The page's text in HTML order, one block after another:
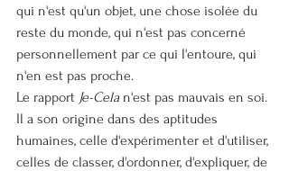
qui n'est qu'un objet, une chose isolée du
reste du monde, qui n'est pas concerné
personnellement par ce qui l'entoure, qui
n'en est pas proche.
Le rapport Je-Cela n'est pas mauvais en soi.
Il a son origine dans des aptitudes
humaines, celle d'expérimenter et d'utiliser,
celles de classer, d'ordonner, d'expliquer, de